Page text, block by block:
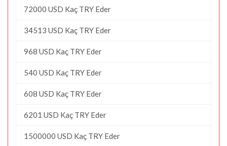
72000 USD Kaç TRY Eder
34513 USD Kaç TRY Eder
968 USD Kaç TRY Eder
540 USD Kaç TRY Eder
608 USD Kaç TRY Eder
6201 USD Kaç TRY Eder
1500000 USD Kaç TRY Eder